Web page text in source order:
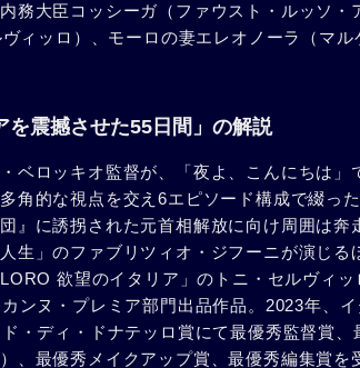
務大臣コッシーガ（ファウスト・ルッソ・
ィッロ）、モーロの妻エレオノーラ（マ
を震撼させた55日間」の解説
ベロッキオ監督が、「夜よ、こんにちは」
角的な視点を交え6エピソード構成で綴っ
』に誘拐された元首相解放に向け周囲は
生」のファブリツィオ・ジフーニが演じる
欲望のイタリア」のトニ・セルヴィ
ンヌ・プレミア部門出品作品。2023年、
・ディ・ドナテッロ賞にて最優秀監督賞、
、最優秀メイクアップ賞、最優秀編集賞を